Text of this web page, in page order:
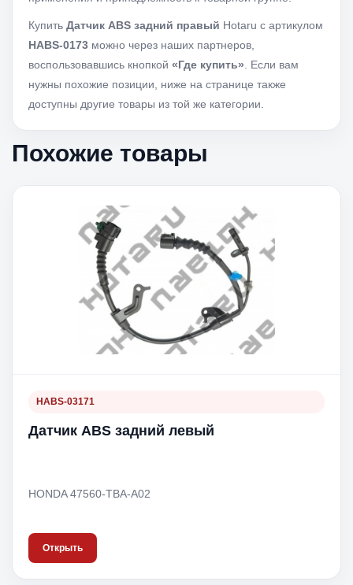
Купить Датчик ABS задний правый Hotaru с артикулом
HABS-0173 можно через наших партнеров,
воспользовавшись кнопкой «Где купить» . Если вам
нужны похожие позиции, ниже на странице также
доступны другие товары из той же категории.
Похожие товары
HABS-03171
Датчик ABS задний левый
HONDA 47560-TBA-A02
Открыть